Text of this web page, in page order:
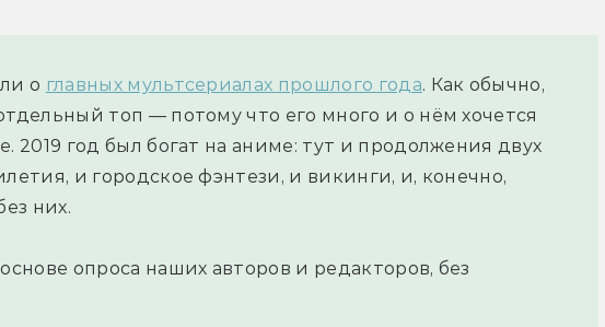
о главных мультсериалах прошлого года. Как обычно,
топ — потому что его много и о нём хочется
2019 год был богат на аниме: тут и продолжения двух
и городское фэнтези, и викинги, и, конечно,
них.
опроса наших авторов и редакторов, без